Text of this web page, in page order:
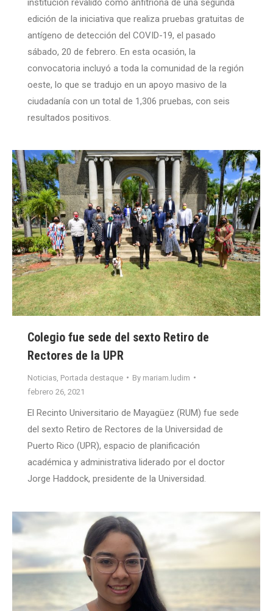
edición de la iniciativa que realiza pruebas gratuitas de
antígeno de detección del COVID-19, el pasado
sábado, 20 de febrero. En esta ocasión, la
convocatoria incluyó a toda la comunidad de la región
oeste, lo que se tradujo en un apoyo masivo de la
ciudadanía con un total de 1,306 pruebas, con seis
resultados positivos.
Colegio fue sede del sexto Retiro de
Rectores de la UPR
Noticias Portada destaque By mariam.ludim
febrero 26, 2021
El Recinto Universitario de Mayagüez (RUM) fue sede
del sexto Retiro de Rectores de la Universidad de
Puerto Rico (UPR), espacio de planificación
académica y administrativa liderado por el doctor
Jorge Haddock, presidente de la Universidad.